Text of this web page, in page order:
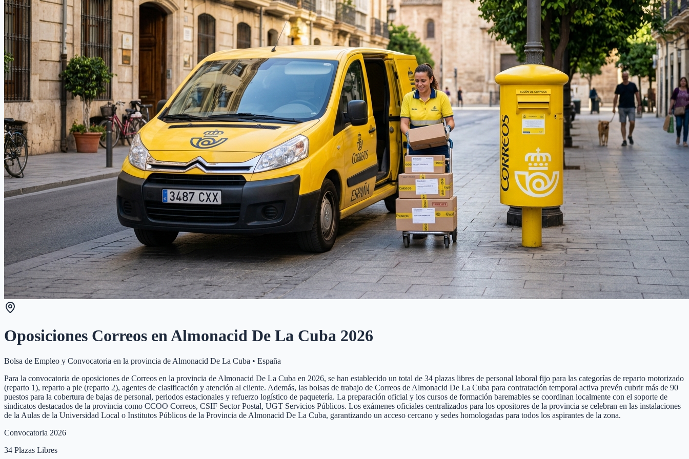
Oposiciones Correos enAlmonacid De La Cuba 2026
Bolsa de Empleo y Convocatoria en la provincia de Almonacid De La Cuba • España
Para la convocatoria de oposiciones de Correos en la provincia de Almonacid De La Cuba en 2026, se han establecido un total de 34 plazas libres de personal laboral fijo para las categorías de reparto motorizado
(reparto 1), reparto a pie (reparto 2), agentes de clasificación y atención al cliente. Además, las bolsas de trabajo de Correos de Almonacid De La Cuba para contratación temporal activa prevén cubrir más de 90
puestos para la cobertura de bajas de personal, periodos estacionales y refuerzo logístico de paquetería. La preparación oficial y los cursos de formación baremables se coordinan localmente con el soporte de
sindicatos destacados de la provincia como CCOO Correos, CSIF Sector Postal, UGT Servicios Públicos. Los exámenes oficiales centralizados para los opositores de la provincia se celebran en las instalaciones
de la Aulas de la Universidad Local o Institutos Públicos de la Provincia de Almonacid De La Cuba, garantizando un acceso cercano y sedes homologadas para todos los aspirantes de la zona.
Convocatoria 2026
34 Plazas Libres